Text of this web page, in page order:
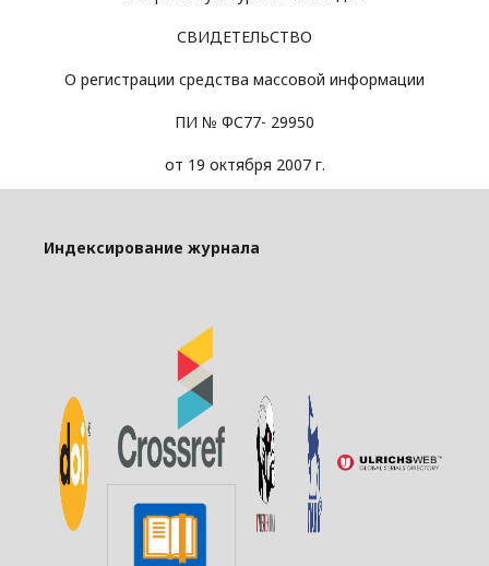
СВИДЕТЕЛЬСТВО
О регистрации средства массовой информации
ПИ № ФС77- 29950
от 19 октября 2007 г.
Индексирование журнала